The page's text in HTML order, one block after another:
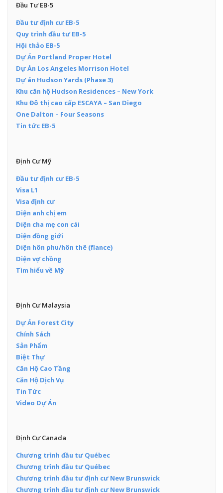
Đầu Tư EB-5
Đầu tư định cư EB-5
Quy trình đầu tư EB-5
Hội thảo EB-5
Dự Án Portland Proper Hotel
Dự Án Los Angeles Morrison Hotel
Dự án Hudson Yards (Phase 3)
Khu căn hộ Hudson Residences – New York
Khu Đô thị cao cấp ESCAYA – San Diego
One Dalton – Four Seasons
Tin tức EB-5
Định Cư Mỹ
Đầu tư định cư EB-5
Visa L1
Visa định cư
Diện anh chị em
Diện cha mẹ con cái
Diện đồng giới
Diện hôn phu/hôn thê (fiance)
Diện vợ chồng
Tìm hiểu về Mỹ
Định Cư Malaysia
Dự Án Forest City
Chính Sách
Sản Phẩm
Biệt Thự
Căn Hộ Cao Tầng
Căn Hộ Dịch Vụ
Tin Tức
Video Dự Án
Định Cư Canada
Chương trình đầu tư Québec
Chương trình đầu tư Québec
Chương trình đầu tư định cư New Brunswick
Chương trình đầu tư định cư New Brunswick